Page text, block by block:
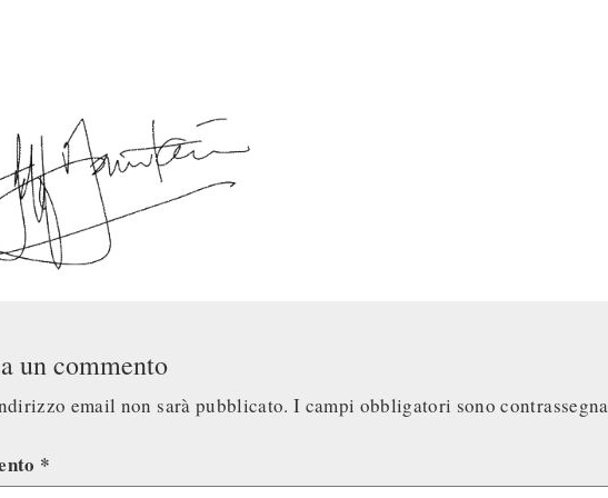
un commento
email non sarà pubblicato. I campi obbligatori sono
*